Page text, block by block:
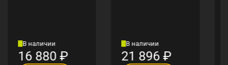
В наличии
16 880₽
В наличии
21 896₽